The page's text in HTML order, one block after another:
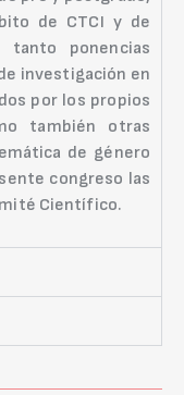
de CTCI y de
tanto ponencias
investigación en
por los propios
también otras
de género
congreso las
Científico.